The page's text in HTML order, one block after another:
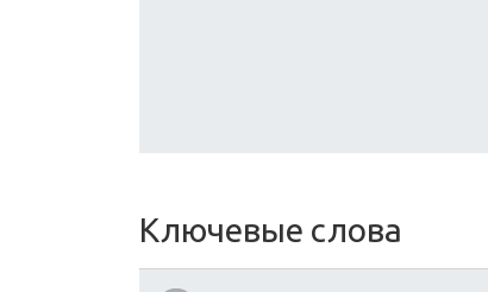
Ключевые слова